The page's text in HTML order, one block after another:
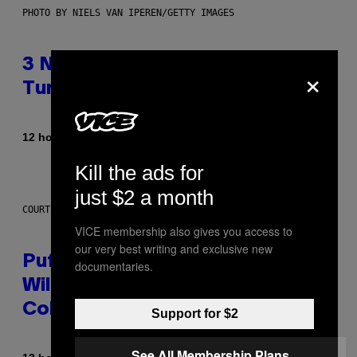
PHOTO BY NIELS VAN IPEREN/GETTY IMAGES
3 No-Skip Britpop Albums
Turning 30 This Year
12 hours ago
COURTESY OF PUFFCO
Puffco Went Full Gamer With Its
Wild New Plasma Peak Pro
Colorway
×
Kill the ads for
just $2 a month
VICE membership also gives you access to
our very best writing and exclusive new
documentaries.
Support for $2